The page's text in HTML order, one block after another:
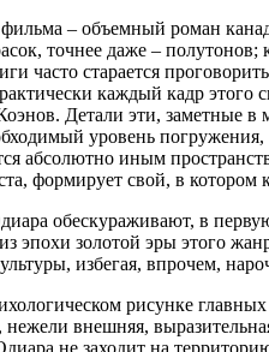
– объемный роман
точнее даже –
часто старается
каждый кадр
Детали эти, заметные
уровень
абсолютно иным
формирует свой, в
обескураживают, в
эпохи золотой эры этого
избегая, впрочем,
рисунке
внешняя,